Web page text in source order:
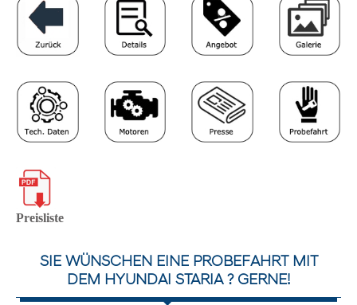
Preisliste
SIE WÜNSCHEN EINE PROBEFAHRT MIT
DEM HYUNDAI STARIA ? GERNE!